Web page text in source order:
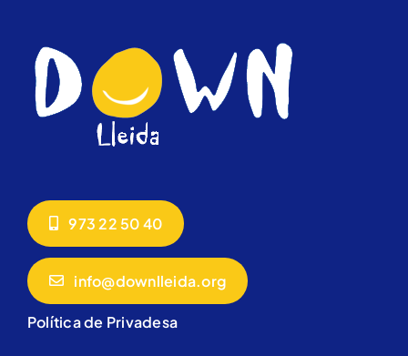
973 22 50 40
info@downlleida.org
Política de Privadesa